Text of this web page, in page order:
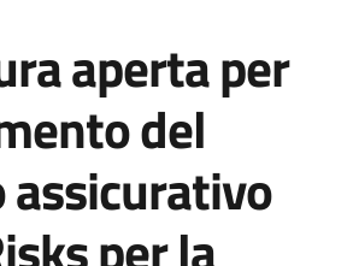
aperta per
del
assicurativo